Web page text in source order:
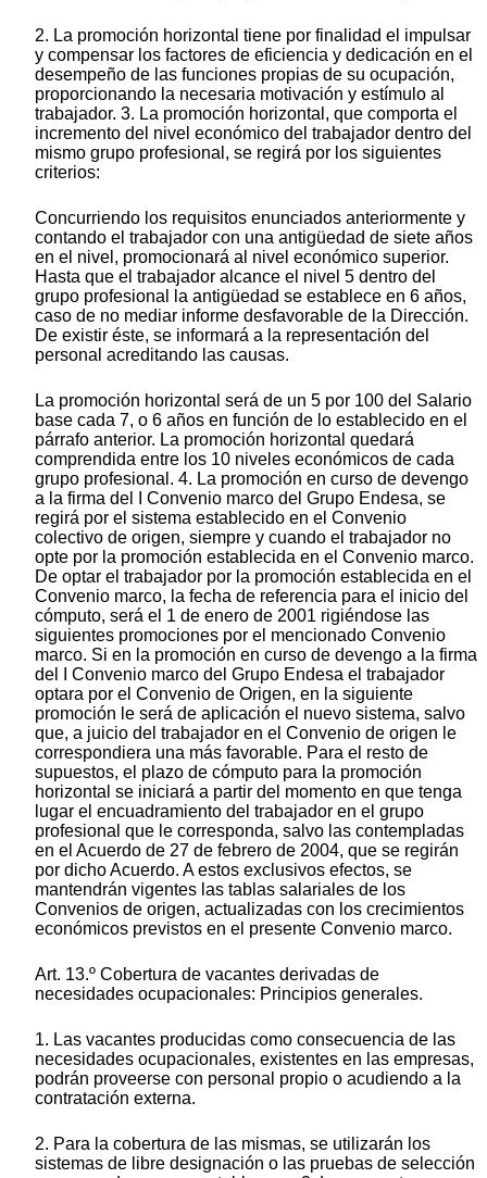
2. La promoción horizontal tiene por finalidad el impulsar
y compensar los factores de eficiencia y dedicación en el
desempeño de las funciones propias de su ocupación,
proporcionando la necesaria motivación y estímulo al
trabajador. 3. La promoción horizontal, que comporta el
incremento del nivel económico del trabajador dentro del
mismo grupo profesional, se regirá por los siguientes
criterios:
Concurriendo los requisitos enunciados anteriormente y
contando el trabajador con una antigüedad de siete años
en el nivel, promocionará al nivel económico superior.
Hasta que el trabajador alcance el nivel 5 dentro del
grupo profesional la antigüedad se establece en 6 años,
caso de no mediar informe desfavorable de la Dirección.
De existir éste, se informará a la representación del
personal acreditando las causas.
La promoción horizontal será de un 5 por 100 del Salario
base cada 7, o 6 años en función de lo establecido en el
párrafo anterior. La promoción horizontal quedará
comprendida entre los 10 niveles económicos de cada
grupo profesional. 4. La promoción en curso de devengo
a la firma del I Convenio marco del Grupo Endesa, se
regirá por el sistema establecido en el Convenio
colectivo de origen, siempre y cuando el trabajador no
opte por la promoción establecida en el Convenio marco.
De optar el trabajador por la promoción establecida en el
Convenio marco, la fecha de referencia para el inicio del
cómputo, será el 1 de enero de 2001 rigiéndose las
siguientes promociones por el mencionado Convenio
marco. Si en la promoción en curso de devengo a la firma
del I Convenio marco del Grupo Endesa el trabajador
optara por el Convenio de Origen, en la siguiente
promoción le será de aplicación el nuevo sistema, salvo
que, a juicio del trabajador en el Convenio de origen le
correspondiera una más favorable. Para el resto de
supuestos, el plazo de cómputo para la promoción
horizontal se iniciará a partir del momento en que tenga
lugar el encuadramiento del trabajador en el grupo
profesional que le corresponda, salvo las contempladas
en el Acuerdo de 27 de febrero de 2004, que se regirán
por dicho Acuerdo. A estos exclusivos efectos, se
mantendrán vigentes las tablas salariales de los
Convenios de origen, actualizadas con los crecimientos
económicos previstos en el presente Convenio marco.
Art. 13.º Cobertura de vacantes derivadas de
necesidades ocupacionales: Principios generales.
1. Las vacantes producidas como consecuencia de las
necesidades ocupacionales, existentes en las empresas,
podrán proveerse con personal propio o acudiendo a la
contratación externa.
2. Para la cobertura de las mismas, se utilizarán los
sistemas de libre designación o las pruebas de selección